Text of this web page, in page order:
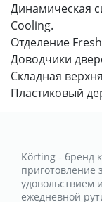
Динамическая
Cooling.
Отделение
Доводчики
Складная
Пластиковый
Körting - бренд
приготовление
удовольствием
ежедневной